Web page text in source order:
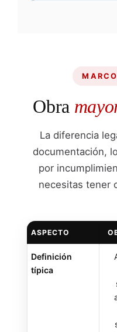
Obra
La diferencia
documentación,
por
necesitas tener
ASPECTO
Definición
típica